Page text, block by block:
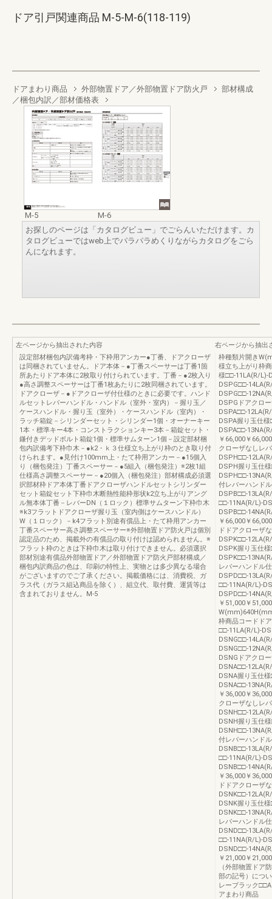
ドア引戸関連商品 M-5-M-6(118-119)
ドアまわり商品 外部物置ドア／外部物置ドア防火戸
部材構成
／梱包内訳／部材価格表
M-5
M-6
お探しのページは「カタログビュー」でごらんいただけます。カ
タログビューではweb上でパラパラめくりながらカタログをごら
んになれます。
左ページから抽出された内容
設定部材梱包内訳備考枠・下枠用アンカー●丁番、ドアクローザ
は同梱されていません。ドア本体－●丁番スペーサーは丁番1箇
所あたりドア本体に2枚取り付けられています。丁番－●2枚入り
●高さ調整スペーサーは丁番1枚あたりに2枚同梱されています。
ドアクローザ－●ドアクローザ付仕様のときに必要です。ハンド
ルセットレバーハンドル・ハンドル（室外・室内）－握り玉／
ケースハンドル・握り玉（室外）・ケースハンドル（室内）・
ラッチ箱錠－シリンダーセット・シリンダー1個・オーナーキー
1本・標準キー4本・コンストラクションキー3本－箱錠セット・
鎌付きデッドボルト箱錠1個・標準サムターン1個－設定部材梱
包内訳備考下枠巾木－●k2・ｋ３仕様立ち上がり枠のとき取り付
けられます。●見付け100mm上・たて枠用アンカー－●15個入
り（梱包発注）丁番スペーサー－●5組入（梱包発注）※2枚1組
仕様高さ調整スペーサー－●20個入（梱包発注）部材構成必須選
択部材枠ドア本体丁番ドアクローザハンドルセットシリンダー
セット箱錠セット下枠巾木断熱性能枠形状k2立ち上がりアング
ル無本体丁番－レバーDN（１ロック）標準サムターン下枠巾木
※k3フラットドアクローザ握り玉（室内側はケースハンドル）
W（１ロック）－k4フラット別途有償品上・たて枠用アンカー
丁番スペーサー高さ調整スペーサー※外部物置ドア防火戸は個別
認定品のため、掲載外の有償品の取り付けは認められません。※
フラット枠のときは下枠巾木は取り付けできません。必須選択
部材別途有償品外部物置ドア／外部物置ドア防火戸部材構成／
梱包内訳商品の色は、印刷の特性上、実物とは多少異なる場合
がございますのでご了承ください。掲載価格には、消費税、ガ
ラス代（ガラス組込商品を除く）、組立代、取付費、運賃等は
含まれておりません。M-5
右ページから抽出
枠種類片開き
様立ち上がり枠
様□□-11LA(R/L)-
DSPG□□-
DSPG□□-
DSPGドアクロ
DSPA□□-
DSPA握り玉仕
DSPA□□-
￥66,000￥
クローザなしレ
DSPH□□-
DSPH握り玉仕
DSPH□□-
付レバーハンド
DSPB□□-
□□-11NA(R/L)-
DSPB□□-
￥66,000￥
ドドアクローザ
DSPK□□-
DSPK握り玉仕
DSPK□□-
レバーハンドル
DSPD□□-
□□-11NA(R/L)-
DSPD□□-
￥51,000￥
枠商品コードド
□□-11LA(R/L)-
DSNG□□-
DSNG□□-
DSNGドアクロ
DSNA□□-
DSNA握り玉仕
DSNA□□-
￥36,000￥
クローザなしレ
DSNH□□-
DSNH握り玉仕
DSNH□□-
付レバーハンド
DSNB□□-
□□-11NA(R/L)-
DSNB□□-
￥36,000￥
ドドアクローザ
DSNK□□-
DSNK握り玉仕
DSNK□□-
レバーハンドル
DSND□□-
□□-11NA(R/L)-
DSND□□-
￥21,000￥
（外部物置ドア
部の記号）につ
レーブラック
アまわり商品